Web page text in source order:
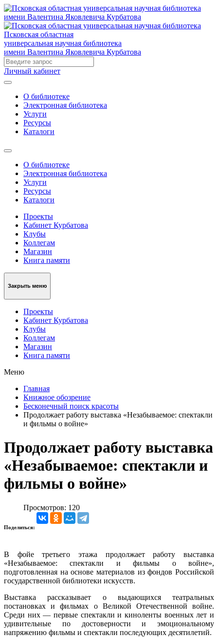
Псковская областная
универсальная научная библиотека
имени Валентина Яковлевича Курбатова
Личный кабинет
О библиотеке
Электронная библиотека
Услуги
Ресурсы
Каталоги
О библиотеке
Электронная библиотека
Услуги
Ресурсы
Каталоги
Проекты
Кабинет Курбатова
Клубы
Коллегам
Магазин
Книга памяти
Закрыть меню
Проекты
Кабинет Курбатова
Клубы
Коллегам
Магазин
Книга памяти
Меню
Главная
Книжное обозрение
Бесконечный поиск красоты
Продолжает работу выставка «Незабываемое: спектакли
и фильмы о войне»
Продолжает работу выставка
«Незабываемое: спектакли и
фильмы о войне»
Просмотров: 120
Поделиться:
В фойе третьего этажа продолжает работу выставка
«Незабываемое: спектакли и фильмы о войне»,
подготовленная на основе материалов из фондов Российской
государственной библиотеки искусств.
Выставка рассказывает о выдающихся театральных
постановках и фильмах о Великой Отечественной войне.
Среди них — первые спектакли и киноленты военных лет и
удивительные по достоверности и эмоциональному
напряжению фильмы и спектакли последующих десятилетий.